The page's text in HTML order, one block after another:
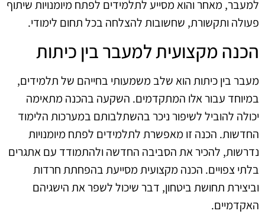
למעבר, מאחר והוא מסייע לתלמידים לפתח מיומנויות שיתוף
פעולה ותקשורת, שחשובות להצלחה בכל תחום לימודי.
הכנה מקצועית למעבר בין כיתות
מעבר בין כיתות הוא שלב משמעותי בחייהם של תלמידים,
במיוחד עבור אלו המתקדמים. השקעה בהכנה מתאימה
יכולה להוביל לשיפור ניכר בהשתלבותם במערכות הלימוד
החדשות. הכנה זו מאפשרת לתלמידים לפתח מיומנויות
נדרשות, להכיר את הסביבה החדשה ולהתמודד עם אתגרים
בלתי צפויים. הכנה מקצועית מסייעת בהפחתת חרדות
וביצירת תחושת ביטחון, דבר שיכול לשפר את הישגיהם
האקדמיים.